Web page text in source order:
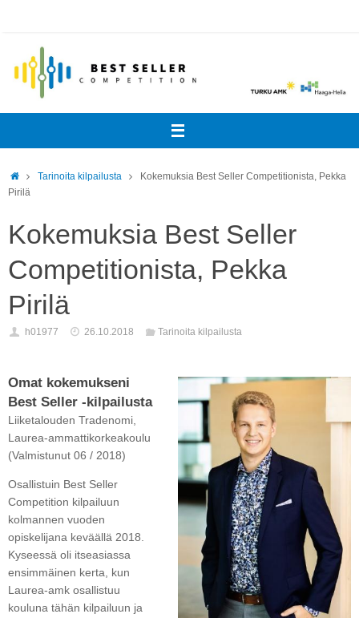
HomeTarinoita kilpailusta
Kokemuksia Best Seller Competitionista, Pekka
Pirilä
Kokemuksia Best Seller
Competitionista, Pekka
Pirilä
h01977 26.10.2018 Tarinoita kilpailusta
Omat kokemukseni
Best Seller -kilpailusta
Liiketalouden Tradenomi,
Laurea-ammattikorkeakoulu
(Valmistunut 06 / 2018)
Osallistuin Best Seller
Competition kilpailuun
kolmannen vuoden
opiskelijana keväällä 2018.
Kyseessä oli itseasiassa
ensimmäinen kerta, kun
Laurea-amk osallistuu
kouluna tähän kilpailuun ja